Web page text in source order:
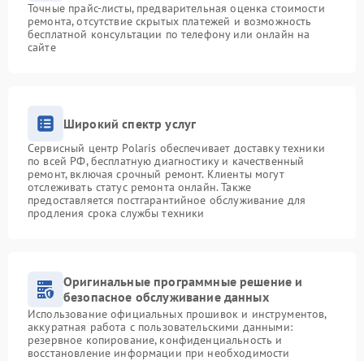
Точные прайс-листы, предварительная оценка стоимости
ремонта, отсутствие скрытых платежей и возможность
бесплатной консультации по телефону или онлайн на
сайте
Широкий спектр услуг
Сервисный центр Polaris обеспечивает доставку техники
по всей РФ, бесплатную диагностику и качественный
ремонт, включая срочный ремонт. Клиенты могут
отслеживать статус ремонта онлайн. Также
предоставляется постгарантийное обслуживание для
продления срока службы техники
Оригинальные программные решение и
безопасное обслуживание данных
Использование официальных прошивок и инструментов,
аккуратная работа с пользовательскими данными:
резервное копирование, конфиденциальность и
восстановление информации при необходимости